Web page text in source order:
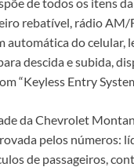
rebatível, rádio
automática do
descida e subida,
“Keyless Entry
da Chevrolet
pelos números:
de passageiros,